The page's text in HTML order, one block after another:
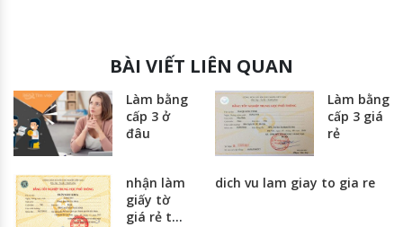
BÀI VIẾT LIÊN QUAN
Làm bằng
cấp 3 ở
đâu
Làm bằng
cấp 3 giá
rẻ
nhận làm
giấy tờ
giá rẻ tại
dich vu lam giay to gia re